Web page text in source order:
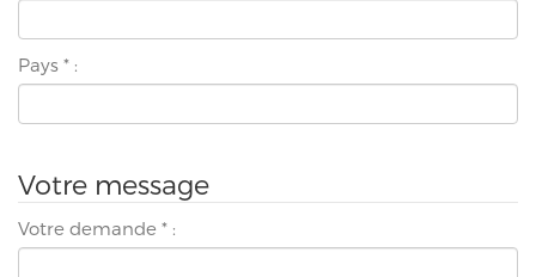
Pays * :
Votre message
Votre demande * :